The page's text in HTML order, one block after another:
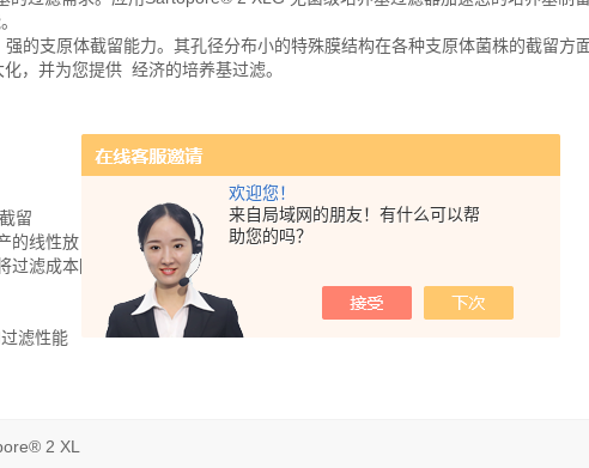
欢迎您！
来自局域网的朋友！有什么可以帮
助您的吗？
的支原体截留能力。其孔径分布小的特殊膜结构在各种支原体菌株的截留方
，并为您提供 经济的培养基过滤。
留
的线性放
过滤成本降至 低
滤性能